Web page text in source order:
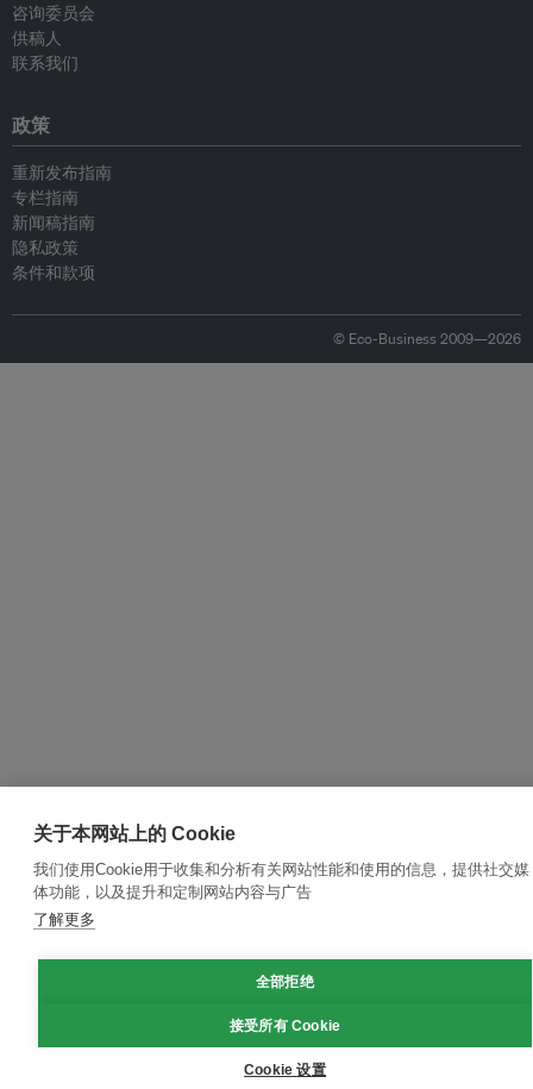
咨询委员会
供稿人
联系我们
政策
重新发布指南
专栏指南
新闻稿指南
隐私政策
条件和款项
© Eco-Business 2009—2026
关于本网站上的 Cookie
我们使用Cookie用于收集和分析有关网站性能和使用的信息，提供社交媒
体功能，以及提升和定制网站内容与广告
了解更多
全部拒绝
接受所有 Cookie
Cookie 设置